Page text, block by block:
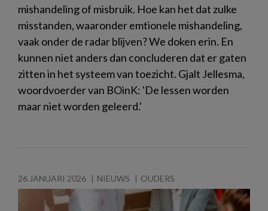
mishandeling of misbruik. Hoe kan het dat zulke
misstanden, waaronder emtionele mishandeling,
vaak onder de radar blijven? We doken erin. En
kunnen niet anders dan concluderen dat er gaten
zitten in het systeem van toezicht. Gjalt Jellesma,
woordvoerder van BOinK: 'De lessen worden
maar niet worden geleerd.'
26 JANUARI 2026 NIEUWS OUDERS